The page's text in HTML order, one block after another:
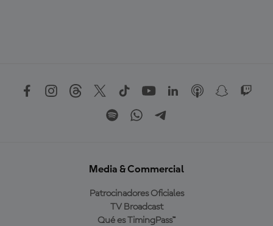
Media & Commercial
Patrocinadores Oficiales
TV Broadcast
Qué es TimingPass™